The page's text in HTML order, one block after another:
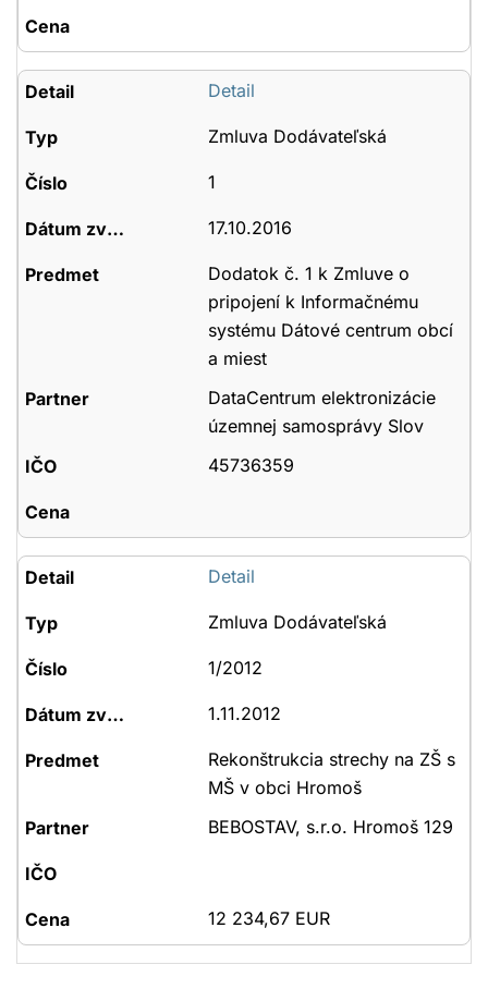
Detail
Zmluva Dodávateľská
1
17.10.2016
Dodatok č. 1 k Zmluve o
pripojení k Informačnému
systému Dátové centrum obcí
a miest
DataCentrum elektronizácie
územnej samosprávy Slov
45736359
Detail
Zmluva Dodávateľská
1/2012
1.11.2012
Rekonštrukcia strechy na ZŠ s
MŠ v obci Hromoš
BEBOSTAV, s.r.o. Hromoš 129
12 234,67 EUR